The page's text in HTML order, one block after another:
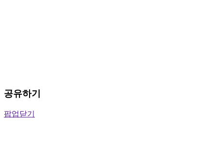
공유하기
팝업닫기